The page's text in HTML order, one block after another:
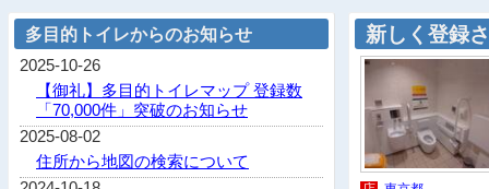
新しく登録
多目的トイレからのお知らせ
2025-10-26
【御礼】多目的トイレマップ 登録数
「70,000件」突破のお知らせ
2025-08-02
住所から地図の検索について